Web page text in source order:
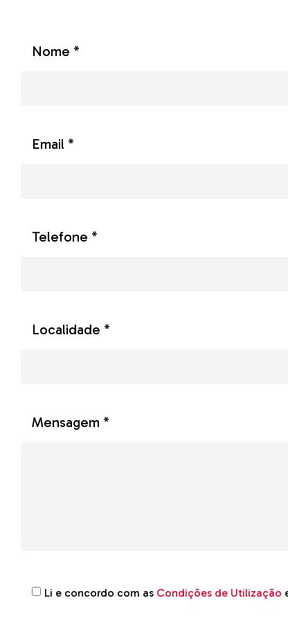
Nome *
Email *
Telefone *
Localidade *
Mensagem *
Li e concordo com as Condições de Utilização